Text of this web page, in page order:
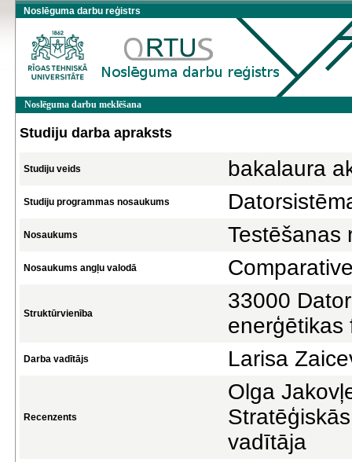
Noslēguma darbu reģistrs
Noslēguma darbu meklēšana
Studiju darba apraksts
Studiju veids bakalaura
Studiju programmas nosaukums
Nosaukums Testēšanas
Nosaukums angļu valodā
Struktūrvienība
33000
enerģētikas
Darba vadītājs Larisa
Recenzents
Olga
vadītāja